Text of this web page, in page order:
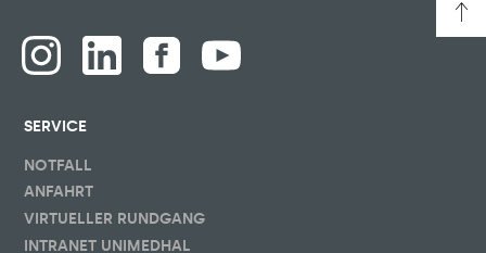
SERVICE
NOTFALL
ANFAHRT
VIRTUELLER RUNDGANG
INTRANET UNIMEDHAL